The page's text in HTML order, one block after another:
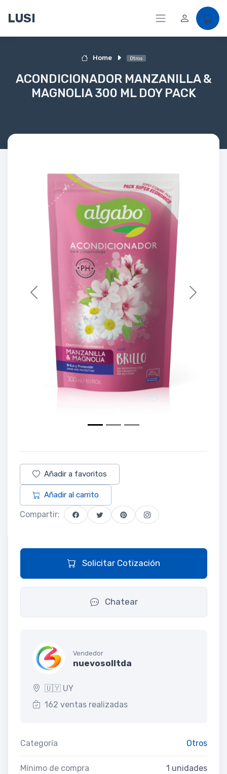
LUSI
Home Otros
ACONDICIONADOR MANZANILLA &
MAGNOLIA 300 ML DOY PACK
Previous Next
Añadir a favoritos
Añadir al carrito
Compartir:
Solicitar Cotización
Chatear
Vendedor
nuevosolltda
🇺🇾 UY
162 ventas realizadas
Categoría Otros
Mínimo de compra 1 unidades